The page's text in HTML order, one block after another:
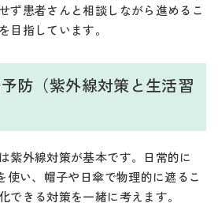
ず患者さんと相談しながら進めるこ
目指しています。
防（紫外線対策と生活習
紫外線対策が基本です。日常的に
使い、帽子や日傘で物理的に遮るこ
できる対策を一緒に考えます。